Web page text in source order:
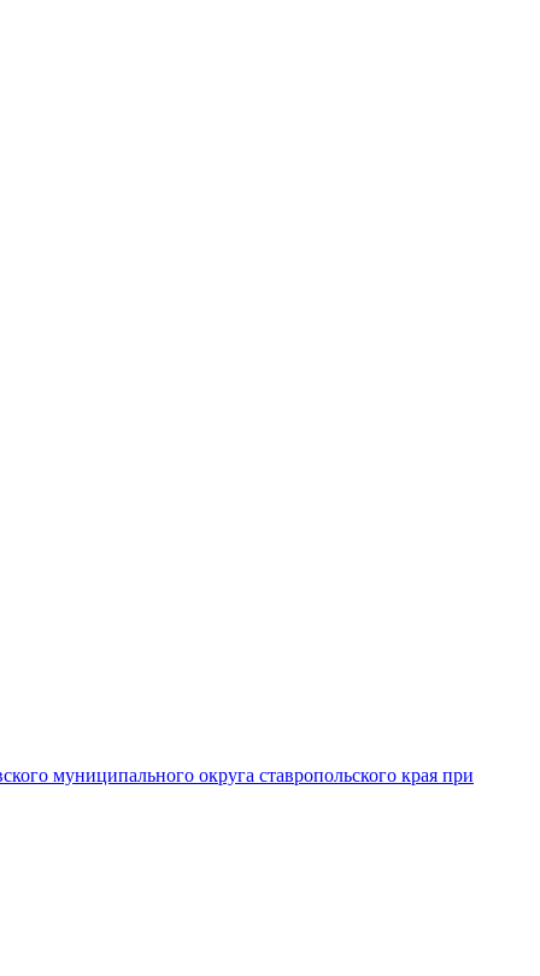
муниципального округа ставропольского края при